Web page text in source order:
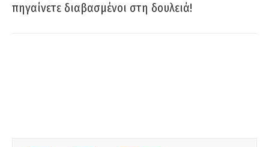
πηγαίνετε διαβασμένοι στη δουλειά!